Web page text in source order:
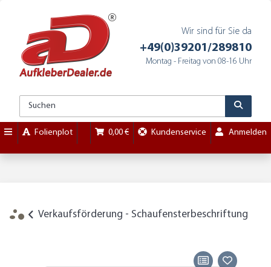
Wir sind für Sie da
+49(0)39201/289810
Montag - Freitag von 08-16 Uhr
Folienplot 0,00 € Kundenservice Anmelden
Verkaufsförderung - Schaufensterbeschriftung